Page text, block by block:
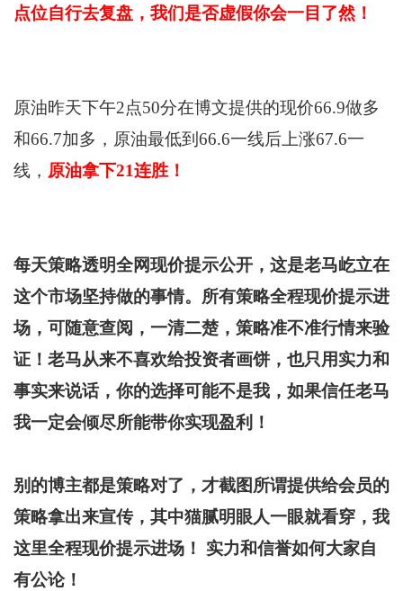
点位自行去复盘，我们是否虚假你会一目了然！
原油昨天下午2点50分在博文提供的现价66.9做多
和66.7加多，原油最低到66.6一线后上涨67.6一
线， 原油拿下21连胜！
每天策略透明全网现价提示公开，这是老马屹立在
这个市场坚持做的事情。所有策略全程现价提示进
场，可随意查阅，一清二楚，策略准不准行情来验
证！老马从来不喜欢给投资者画饼，也只用实力和
事实来说话，你的选择可能不是我，如果信任老马
我一定会倾尽所能带你实现盈利！
别的博主都是策略对了，才截图所谓提供给会员的
策略拿出来宣传，其中猫腻明眼人一眼就看穿，我
这里全程现价提示进场！ 实力和信誉如何大家自
有公论！